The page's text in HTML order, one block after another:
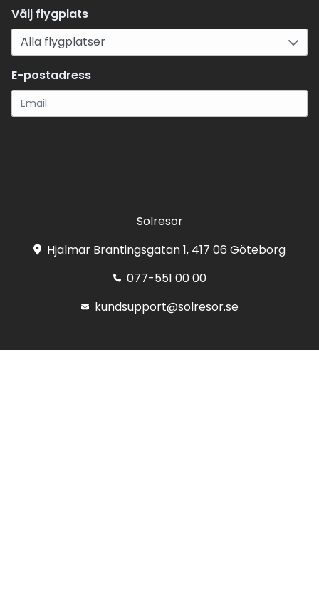
Välj flygplats
E-postadress
Solresor
Hjalmar Brantingsgatan 1, 417 06 Göteborg
077-551 00 00
kundsupport@solresor.se